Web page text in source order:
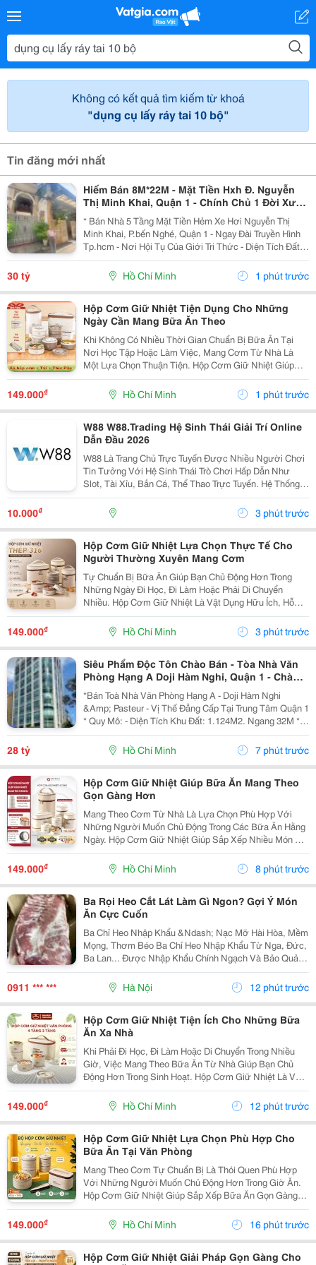
Không có kết quả tìm kiếm từ khoá
"dụng cụ lấy ráy tai 10 bộ"
Tin đăng mới nhất
Hiếm Bán 8M*22M - Mặt Tiền Hxh Đ. Nguyễn
Thị Minh Khai, Quận 1 - Chính Chủ 1 Đời Xưa *
Lh Giang Giang:
* Bán Nhà 5 Tầng Mặt Tiền Hẻm Xe Hơi Nguyễn Thị
Minh Khai, P.bến Nghé, Quận 1 - Ngay Đài Truyền Hình
Tp.hcm - Nơi Hội Tụ Của Giới Tri Thức - Diện Tích Đất:
160M2. Ngang 8M*22M. - Kết Cấu: Gồm 2 Nhà Trên
Khuôn Viên Đất. Nhà Trước 2 Tầng Mở Công Ty...
30 tỷ Hồ Chí Minh 1 phút trước
Hộp Cơm Giữ Nhiệt Tiện Dụng Cho Những
Ngày Cần Mang Bữa Ăn Theo
Khi Không Có Nhiều Thời Gian Chuẩn Bị Bữa Ăn Tại
Nơi Học Tập Hoặc Làm Việc, Mang Cơm Từ Nhà Là
Một Lựa Chọn Thuận Tiện. Hộp Cơm Giữ Nhiệt Giúp
Bạn Sắp Xếp Các Món Ăn Ngăn Nắp Và Dễ Dàng Mang
Theo Trong Balo Hoặc Túi Xách. Xác Định Nhu Cầu
Trước Khi...
149.000₫ Hồ Chí Minh 1 phút trước
W88 W88.Trading Hệ Sinh Thái Giải Trí Online
Dẫn Đầu 2026
W88 Là Trang Chủ Trực Tuyến Được Nhiều Người Chơi
Tin Tưởng Với Hệ Sinh Thái Trò Chơi Hấp Dẫn Như
Slot, Tài Xỉu, Bắn Cá, Thể Thao Trực Tuyến. Hệ Thống
Bảo Mật Đạt Chuẩn Quốc Tế, Giao Diện Thân Thiện Trên
Mọi Thiết Bị, Cùng Tốc Độ Xử Lý Nạp Rút Nhanh...
10.000₫ 3 phút trước
Hộp Cơm Giữ Nhiệt Lựa Chọn Thực Tế Cho
Người Thường Xuyên Mang Cơm
Tự Chuẩn Bị Bữa Ăn Giúp Bạn Chủ Động Hơn Trong
Những Ngày Đi Học, Đi Làm Hoặc Phải Di Chuyển
Nhiều. Hộp Cơm Giữ Nhiệt Là Vật Dụng Hữu Ích, Hỗ
Trợ Sắp Xếp Các Món Ăn Gọn Gàng Và Thuận Tiện
Mang Theo Trong Ngày. Chọn Chất Liệu Phù Hợp Chất
Liệu Là...
149.000₫ Hồ Chí Minh 3 phút trước
Siêu Phẩm Độc Tôn Chào Bán - Tòa Nhà Văn
Phòng Hạng A Doji Hàm Nghi, Quận 1 - Chào
2800 Tỷ - Quỹ Đất 1.124M2 Ngang 32M *36M*
Lh Giang Giang:
*Bán Toà Nhà Văn Phòng Hạng A - Doji Hàm Nghi
&Amp; Pasteur - Vị Thế Đẳng Cấp Tại Trung Tâm Quận 1
* Quy Mô: - Diện Tích Khu Đất: 1.124M2. Ngang 32M *
36M. - Mật Độ Xây Dựng: 86% - 961,5M2. - Tổng Diện
Tích Sàn: 20.528,7M2. - Kết Cấu: 2 Hầm - 1...
28 tỷ Hồ Chí Minh 7 phút trước
Hộp Cơm Giữ Nhiệt Giúp Bữa Ăn Mang Theo
Gọn Gàng Hơn
Mang Theo Cơm Từ Nhà Là Lựa Chọn Phù Hợp Với
Những Người Muốn Chủ Động Trong Các Bữa Ăn Hằng
Ngày. Hộp Cơm Giữ Nhiệt Giúp Sắp Xếp Nhiều Món Ăn
Trong Cùng Một Sản Phẩm, Thuận Tiện Sử Dụng Khi Đi
Học, Đi Làm Hoặc Trong Những Chuyến Đi. Lựa Chọn
149.000₫ Hồ Chí Minh 8 phút trước
Ba Rọi Heo Cắt Lát Làm Gì Ngon? Gợi Ý Món
Ăn Cực Cuốn
Ba Chỉ Heo Nhập Khẩu &Ndash; Nạc Mỡ Hài Hòa, Mềm
Mọng, Thơm Béo Ba Chỉ Heo Nhập Khẩu Từ Nga, Đức,
Ba Lan... Được Nhập Khẩu Chính Ngạch Và Bảo Quản
Đông Lạnh -18&Deg;C , Giúp Giữ Trọn Độ Tươi Ngon,
Màu Sắc Và Hương Vị Tự Nhiên. Sản Phẩm Đầy Đủ
0911 *** *** Hà Nội 12 phút trước
Hộp Cơm Giữ Nhiệt Tiện Ích Cho Những Bữa
Ăn Xa Nhà
Khi Phải Đi Học, Đi Làm Hoặc Di Chuyển Trong Nhiều
Giờ, Việc Mang Theo Bữa Ăn Từ Nhà Giúp Bạn Chủ
Động Hơn Trong Sinh Hoạt. Hộp Cơm Giữ Nhiệt Là Vật
Dụng Tiện Lợi, Giúp Sắp Xếp Cơm Và Các Món Ăn Kèm
Gọn Gàng Trong Một Sản Phẩm. Chọn Hộp Theo Số...
149.000₫ Hồ Chí Minh 12 phút trước
Hộp Cơm Giữ Nhiệt Lựa Chọn Phù Hợp Cho
Bữa Ăn Tại Văn Phòng
Mang Theo Cơm Tự Chuẩn Bị Là Thói Quen Phù Hợp
Với Những Người Muốn Chủ Động Hơn Trong Giờ Ăn.
Hộp Cơm Giữ Nhiệt Giúp Sắp Xếp Bữa Ăn Gọn Gàng,
Thuận Tiện Mang Đến Văn Phòng, Trường Học Hoặc Sử
Dụng Trong Những Chuyến Đi. Chọn Hộp Theo Nhu Cầu
149.000₫ Hồ Chí Minh 16 phút trước
Hộp Cơm Giữ Nhiệt Giải Pháp Gọn Gàng Cho